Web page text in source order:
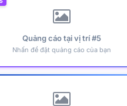
Quảng cáo tại vị trí #5
Nhấn để đặt quảng cáo của bạn